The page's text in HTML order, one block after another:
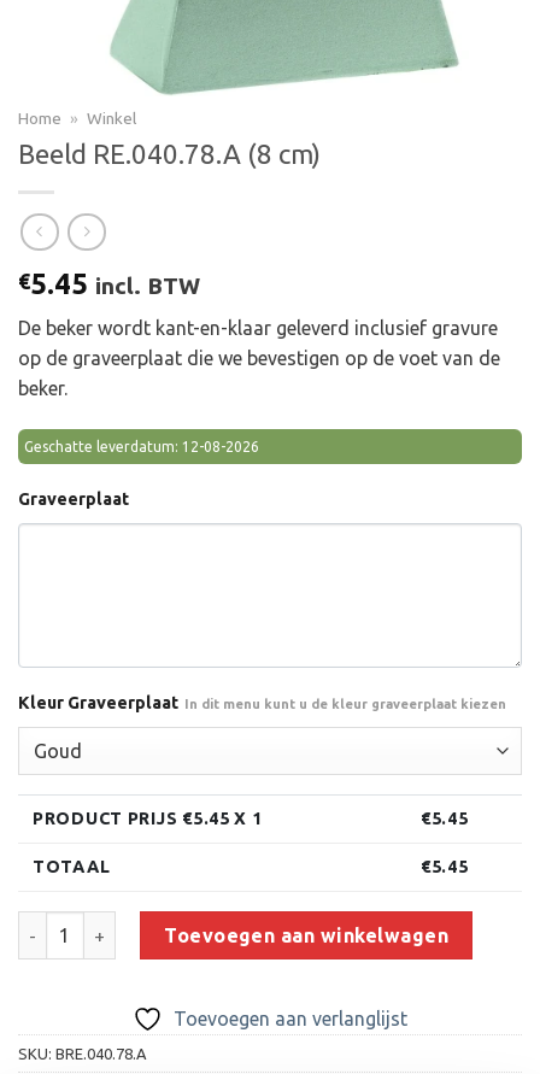
Home » Winkel
Beeld RE.040.78.A (8 cm)
€5.45 incl. BTW
De beker wordt kant-en-klaar geleverd inclusief gravure
op de graveerplaat die we bevestigen op de voet van de
beker.
Geschatte leverdatum: 12-08-2026
Graveerplaat
Kleur Graveerplaat In dit menu kunt u de kleur graveerplaat kiezen
PRODUCT PRIJS €5.45 X 1 €5.45
TOTAAL €5.45
Beeld RE.040.78.A (8 cm) aantal
Toevoegen aan winkelwagen
Toevoegen aan verlanglijst
SKU: BRE.040.78.A